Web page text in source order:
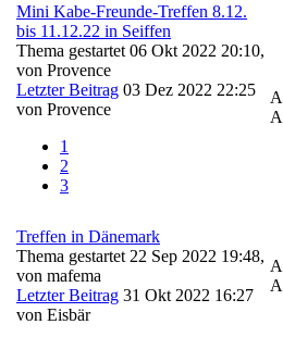
Mini Kabe-Freunde-Treffen 8.12.
bis 11.12.22 in Seiffen
Thema gestartet 06 Okt 2022 20:10,
von Provence
Letzter Beitrag 03 Dez 2022 22:25
von Provence
1
2
3
Treffen in Dänemark
Thema gestartet 22 Sep 2022 19:48,
von mafema
Letzter Beitrag 31 Okt 2022 16:27
von Eisbär